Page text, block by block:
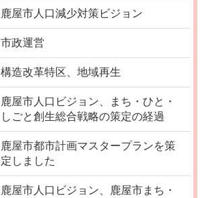
鹿屋市人口減少対策ビジョン
市政運営
構造改革特区、地域再生
鹿屋市人口ビジョン、まち・ひと・
しごと創生総合戦略の策定の経過
鹿屋市都市計画マスタープランを策
定しました
鹿屋市人口ビジョン、鹿屋市まち・